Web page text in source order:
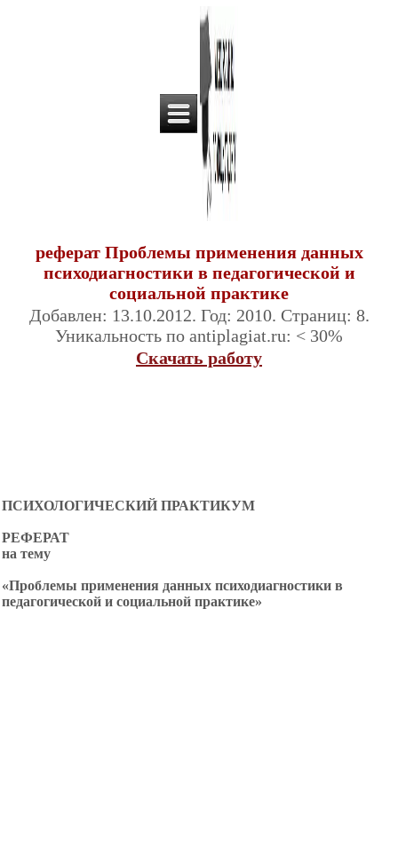
реферат Проблемы применения данных
психодиагностики в педагогической и
социальной практике
Добавлен: 13.10.2012. Год: 2010. Страниц: 8.
Уникальность по antiplagiat.ru: < 30%
Скачать работу
ПСИХОЛОГИЧЕСКИЙ ПРАКТИКУМ
РЕФЕРАТ
на тему
«Проблемы применения данных психодиагностики в
педагогической и социальной практике»